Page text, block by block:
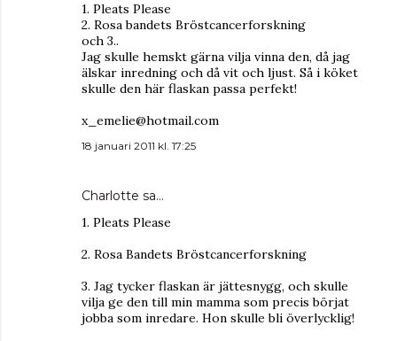
1. Pleats Please
2. Rosa bandets Bröstcancerforskning
och 3..
Jag skulle hemskt gärna vilja vinna den, då jag
älskar inredning och då vit och ljust. Så i köket
skulle den här flaskan passa perfekt!
x_emelie@hotmail.com
18 januari 2011 kl. 17:25
Charlotte sa…
1. Pleats Please
2. Rosa Bandets Bröstcancerforskning
3. Jag tycker flaskan är jättesnygg, och skulle
vilja ge den till min mamma som precis börjat
jobba som inredare. Hon skulle bli överlycklig!